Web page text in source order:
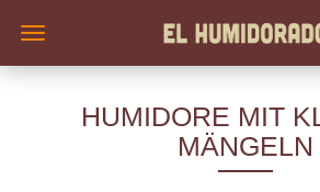
HUMIDORE MIT
MÄNGELN